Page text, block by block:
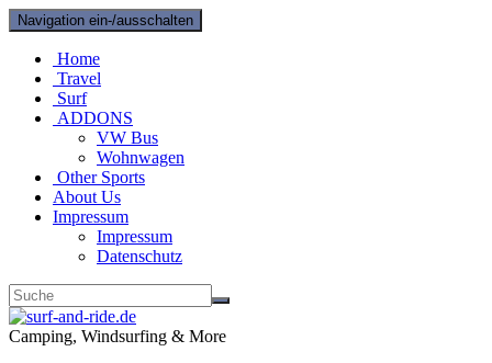
Navigation ein-/ausschalten
Home
Travel
Surf
ADDONS
VW Bus
Wohnwagen
Other Sports
About Us
Impressum
Impressum
Datenschutz
Camping, Windsurfing & More